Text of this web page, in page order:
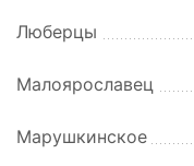
Люберцы
Малоярославец
Марушкинское